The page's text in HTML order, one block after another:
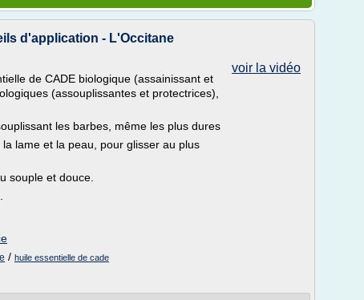
d'application - L'Occitane
voir la vidéo
de CADE biologique (assainissant et
(assouplissantes et protectrices),
les barbes, même les plus dures
lame et la peau, pour glisser au plus
souple et douce.
/ huile essentielle de cade